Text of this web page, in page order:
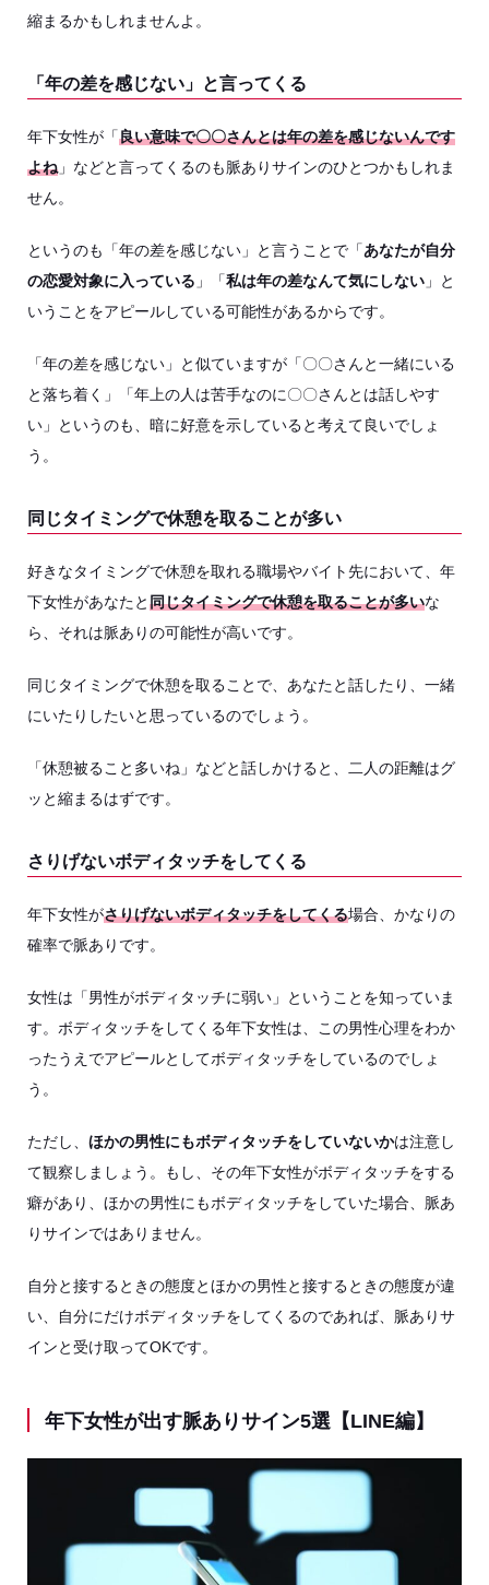
縮まるかもしれませんよ。
「年の差を感じない」と言ってくる
年下女性が「良い意味で〇〇さんとは年の差を感じないんです
よね 」などと言ってくるのも脈ありサインのひとつかもしれま
せん。
というのも「年の差を感じない」と言うことで「あなたが自分
の恋愛対象に入っている 」「私は年の差なんて気にしない 」と
いうことをアピールしている可能性があるからです。
「年の差を感じない」と似ていますが「〇〇さんと一緒にいる
と落ち着く」「年上の人は苦手なのに〇〇さんとは話しやす
い」というのも、暗に好意を示していると考えて良いでしょ
う。
同じタイミングで休憩を取ることが多い
好きなタイミングで休憩を取れる職場やバイト先において、年
下女性があなたと同じタイミングで休憩を取ることが多いな
ら、それは脈ありの可能性が高いです。
同じタイミングで休憩を取ることで、あなたと話したり、一緒
にいたりしたいと思っているのでしょう。
「休憩被ること多いね」などと話しかけると、二人の距離はグ
ッと縮まるはずです。
さりげないボディタッチをしてくる
年下女性がさりげないボディタッチをしてくる場合、かなりの
確率で脈ありです。
女性は「男性がボディタッチに弱い」ということを知っていま
す。ボディタッチをしてくる年下女性は、この男性心理をわか
ったうえでアピールとしてボディタッチをしているのでしょ
う。
ただし、 ほかの男性にもボディタッチをしていないかは注意し
て観察しましょう。もし、その年下女性がボディタッチをする
癖があり、ほかの男性にもボディタッチをしていた場合、脈あ
りサインではありません。
自分と接するときの態度とほかの男性と接するときの態度が違
い、自分にだけボディタッチをしてくるのであれば、脈ありサ
インと受け取ってOKです。
年下女性が出す脈ありサイン5選【LINE編】